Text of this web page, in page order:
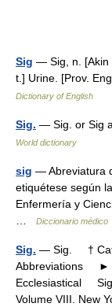
Sig — Sig, n. [Akin
t.] Urine. [Prov.
Dictionary of English
Sig. — Sig. or Sig
World dictionary
sig — Abreviatura
etiquétese según
Enfermería y
Diccionario médico
Sig. — Sig. †
Abbreviations ►
Ecclesiastical
Volume VIII. New